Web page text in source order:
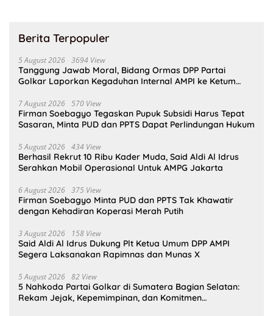
Berita Terpopuler
5 August 2026 3694 View
Tanggung Jawab Moral, Bidang Ormas DPP Partai
Golkar Laporkan Kegaduhan Internal AMPI ke Ketum
7 August 2026 570 View
Firman Soebagyo Tegaskan Pupuk Subsidi Harus Tepat
Sasaran, Minta PUD dan PPTS Dapat Perlindungan Hukum
5 August 2026 434 View
Berhasil Rekrut 10 Ribu Kader Muda, Said Aldi Al Idrus
Serahkan Mobil Operasional Untuk AMPG Jakarta
6 August 2026 375 View
Firman Soebagyo Minta PUD dan PPTS Tak Khawatir
dengan Kehadiran Koperasi Merah Putih
3 August 2026 158 View
Said Aldi Al Idrus Dukung Plt Ketua Umum DPP AMPI
Segera Laksanakan Rapimnas dan Munas X
5 August 2026 82 View
5 Nahkoda Partai Golkar di Sumatera Bagian Selatan:
Rekam Jejak, Kepemimpinan, dan Komitmen